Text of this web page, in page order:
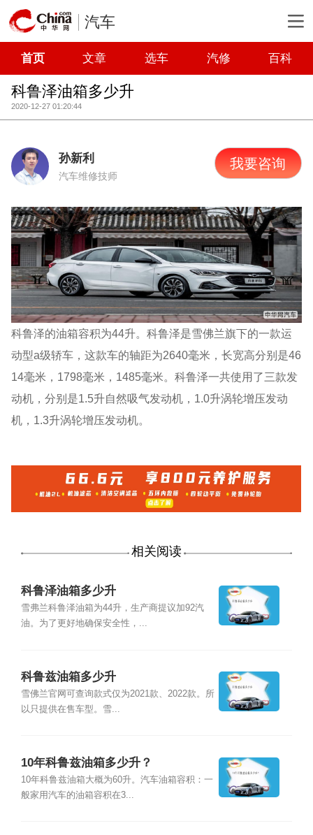
汽车
首页 文章 选车 汽修 百科
科鲁泽油箱多少升
2020-12-27 01:20:44
孙新利
汽车维修技师
我要咨询
科鲁泽的油箱容积为44升。科鲁泽是雪佛兰旗下的一款运
动型a级轿车，这款车的轴距为2640毫米，长宽高分别是46
14毫米，1798毫米，1485毫米。科鲁泽一共使用了三款发
动机，分别是1.5升自然吸气发动机，1.0升涡轮增压发动
机，1.3升涡轮增压发动机。
相关阅读
科鲁泽油箱多少升
雪弗兰科鲁泽油箱为44升，生产商提议加92汽
油。为了更好地确保安全性，...
科鲁兹油箱多少升
雪佛兰官网可查询款式仅为2021款、2022款。所
以只提供在售车型。雪...
10年科鲁兹油箱多少升？
10年科鲁兹油箱大概为60升。汽车油箱容积：一
般家用汽车的油箱容积在3...